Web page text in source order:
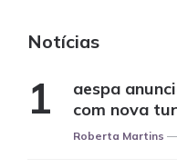
Notícias
aespa
com nova
Posted
Roberta Martins